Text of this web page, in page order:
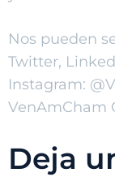
Nos pueden
Twitter,
Instagram:
VenAmCham
Deja